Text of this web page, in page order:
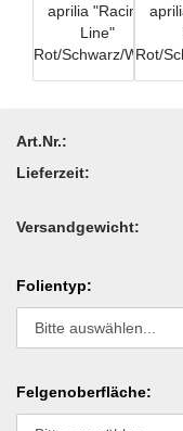
Art.Nr.:
Lieferzeit:
Versandgewicht:
Folientyp:
Felgenoberfläche: